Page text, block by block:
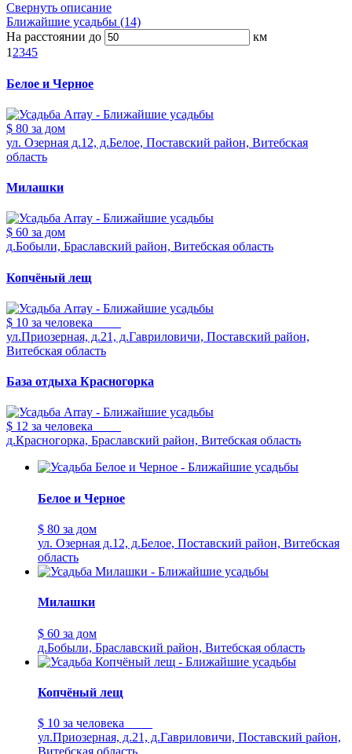
Свернуть описание
Ближайшие усадьбы (14)
На расстоянии до
км
1 2345
Белое и Черное
$ 80 за дом
ул. Озерная д.12, д.Белое, Поставский район, Витебская
область
Милашки
$ 60 за дом
д.Бобыли, Браславский район, Витебская область
Копчёный лещ
$ 10 за человека
ул.Приозерная, д.21, д.Гавриловичи, Поставский район,
Витебская область
База отдыха Красногорка
$ 12 за человека
д.Красногорка, Браславский район, Витебская область
Белое и Черное
$ 80 за дом
ул. Озерная д.12, д.Белое, Поставский район, Витебская
область
Милашки
$ 60 за дом
д.Бобыли, Браславский район, Витебская область
Копчёный лещ
$ 10 за человека
ул.Приозерная, д.21, д.Гавриловичи, Поставский район,
Витебская область